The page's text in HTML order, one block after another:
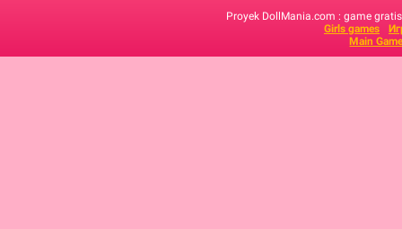
Proyek DollMania.com : game
Girls games
Main